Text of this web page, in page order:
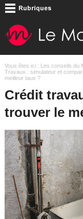
Vous êtes ici : Les conseils du
Travaux : simulateur et
meilleur taux ?
Crédit
trouver le